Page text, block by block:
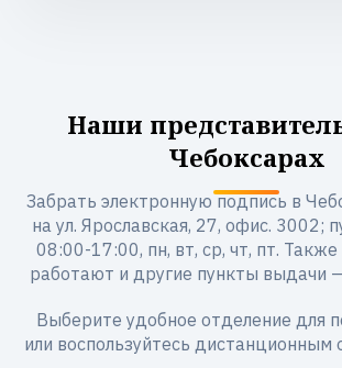
Наши
Чебоксарах
Забрать электронную подпись в
на ул. Ярославская, 27, офис. 3002;
08:00-17:00, пн, вт, ср, чт, пт.
работают и другие пункты выдачи
Выберите удобное отделение для
или воспользуйтесь дистанционным